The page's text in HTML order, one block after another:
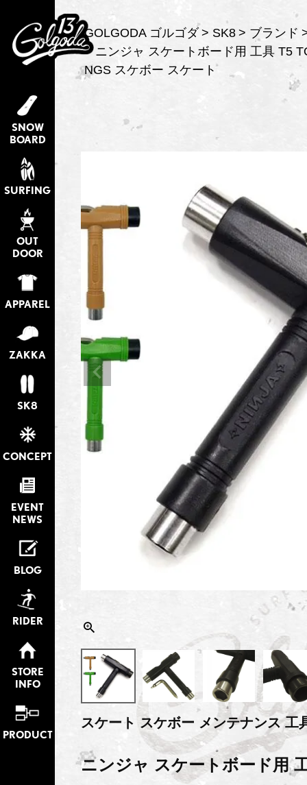
SNOW
BOARD
SURFING
OUT
DOOR
APPAREL
ZAKKA
SK8
CONCEPT
EVENT
NEWS
BLOG
RIDER
STORE
INFO
PRODUCT
GOLGODA ゴルゴダ SK8
ブランド
ニンジャ スケートボード用 工具 T5
NGS スケボー スケート
スケート スケボー メンテナンス 工
ニンジャ スケートボード用